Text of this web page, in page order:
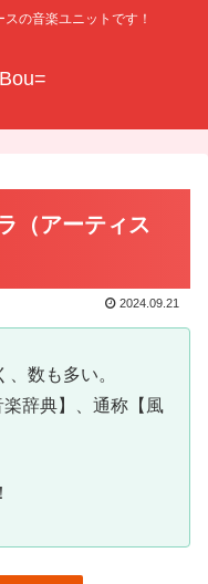
の音楽ユニットです！
（アーティス
2024.09.21
数も多い。
辞典】、通称【風